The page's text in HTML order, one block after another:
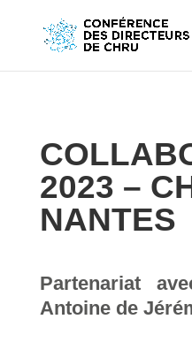
2023 –
NANTES
Partenariat
Antoine de